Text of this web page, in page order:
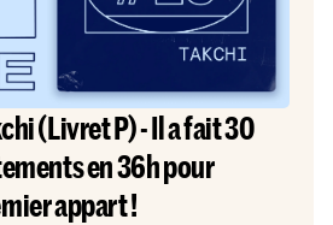
(Livret P) - Il a fait 30
en 36h pour
appart !